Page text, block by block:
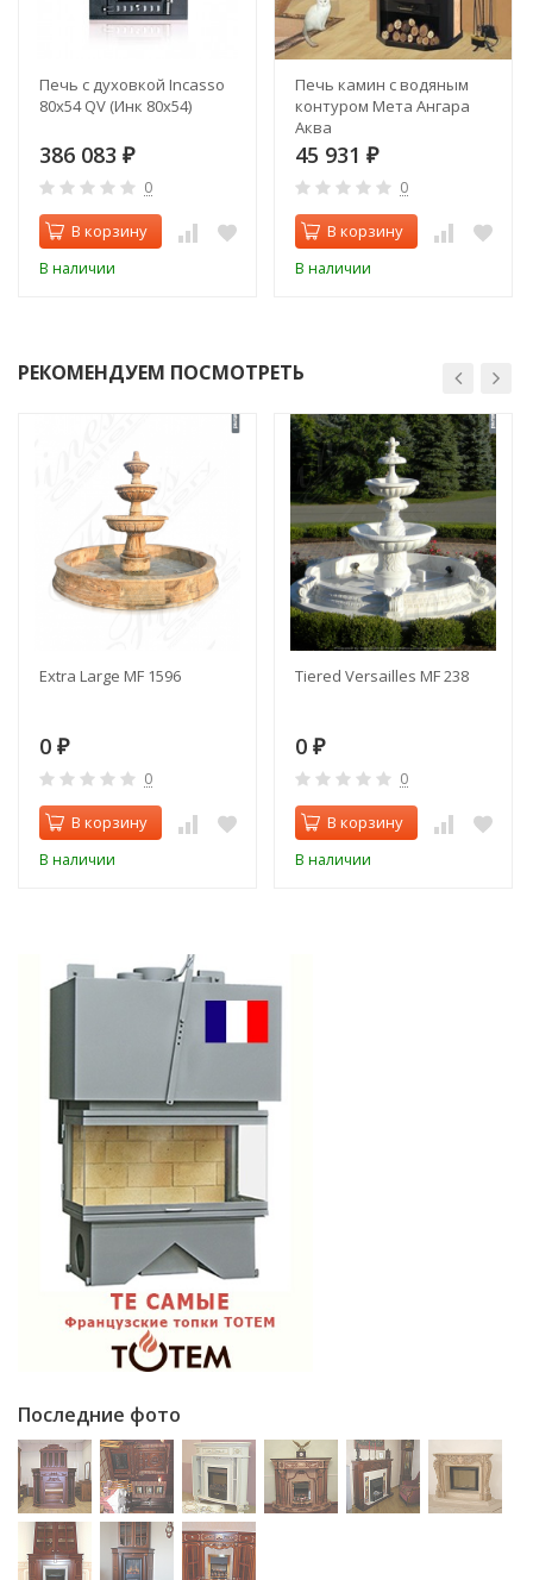
Печь с духовкой Incasso
80х54 QV (Инк 80х54)
386 083 ₽
0
В корзину
В наличии
Печь камин с водяным
контуром Мета Ангара
Аква
45 931 ₽
0
В корзину
В наличии
РЕКОМЕНДУЕМ ПОСМОТРЕТЬ
Extra Large MF 1596
0 ₽
0
В корзину
В наличии
Tiered Versailles MF 238
0 ₽
0
В корзину
В наличии
Последние фото